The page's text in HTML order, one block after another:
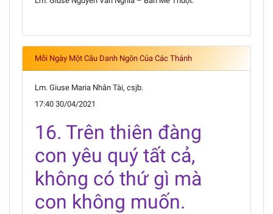
Mỗi Ngày Một Câu Danh Ngôn Của Các Thánh
Lm. Giuse Maria Nhân Tài, csjb.
17:40 30/04/2021
16. Trên thiên đàng
con yêu quý tất cả,
không có thứ gì mà
con không muốn.